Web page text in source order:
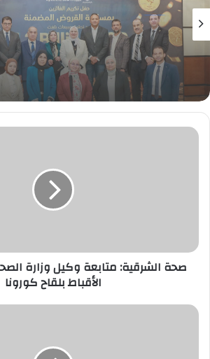
بنوك
6 أغسطس، 2026
البنك الزراعي المصري يكرّم عدداً
المتميزين لتحقيق أرقام إستثنائية
الشخصية خلال الربع الأول من 2026
صحة
الأقباط
بلقاحصحة الشرقية: متابعة وكيل وزارة
الأقباط بلقاح كورونا
تحتفل